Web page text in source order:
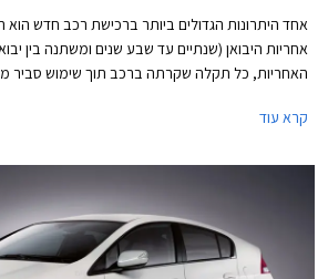
אחד היתרונות הגדולים ביותר ברכישת רכב חדש
אחריות היבואן (שנתיים עד שבע שנים ומשתנה בין
האחריות, כל תקלה שקרתה ברכב תוך שימוש סביר
קרא עוד